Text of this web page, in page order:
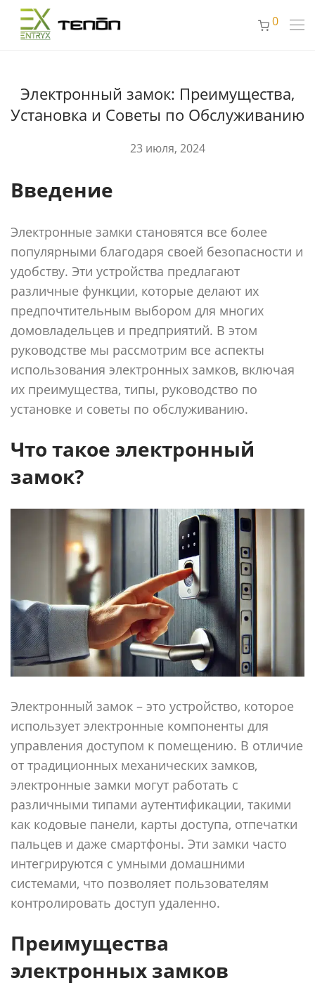
0
Электронный замок: Преимущества,
Установка и Советы по Обслуживанию
23 июля, 2024
Введение
Электронные замки становятся все более
популярными благодаря своей безопасности и
удобству. Эти устройства предлагают
различные функции, которые делают их
предпочтительным выбором для многих
домовладельцев и предприятий. В этом
руководстве мы рассмотрим все аспекты
использования электронных замков, включая
их преимущества, типы, руководство по
установке и советы по обслуживанию.
Что такое электронный
замок?
Электронный замок – это устройство, которое
использует электронные компоненты для
управления доступом к помещению. В отличие
от традиционных механических замков,
электронные замки могут работать с
различными типами аутентификации, такими
как кодовые панели, карты доступа, отпечатки
пальцев и даже смартфоны. Эти замки часто
интегрируются с умными домашними
системами, что позволяет пользователям
контролировать доступ удаленно.
Преимущества
электронных замков